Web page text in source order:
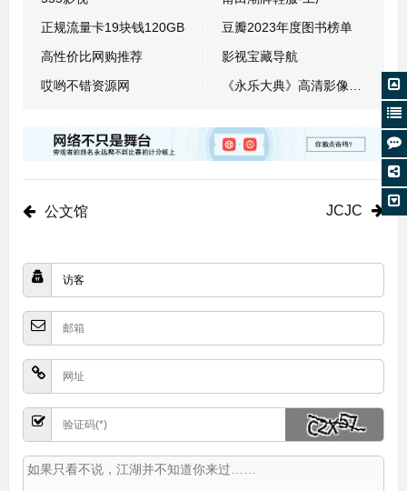
正规流量卡19块钱120GB
豆瓣2023年度图书榜单
高性价比网购推荐
影视宝藏导航
哎哟不错资源网
公文馆 JCJC